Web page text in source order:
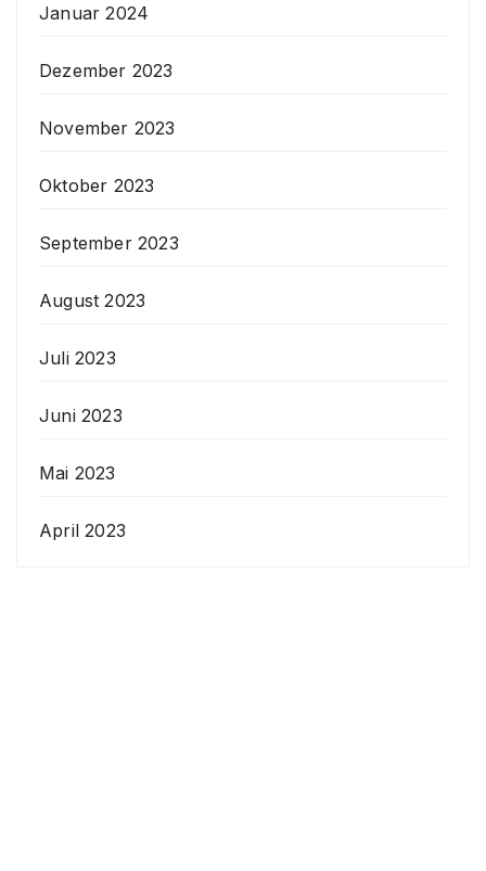
Januar 2024
Dezember 2023
November 2023
Oktober 2023
September 2023
August 2023
Juli 2023
Juni 2023
Mai 2023
April 2023